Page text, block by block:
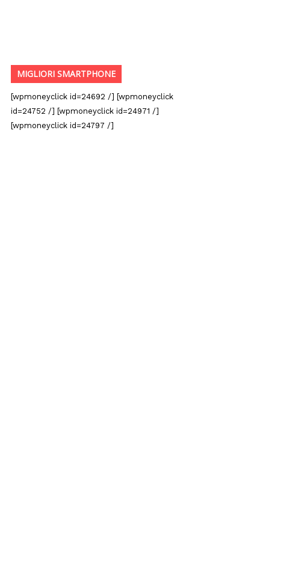
MIGLIORI SMARTPHONE
[wpmoneyclick id=24692 /] [wpmoneyclick
id=24752 /] [wpmoneyclick id=24971 /]
[wpmoneyclick id=24797 /]